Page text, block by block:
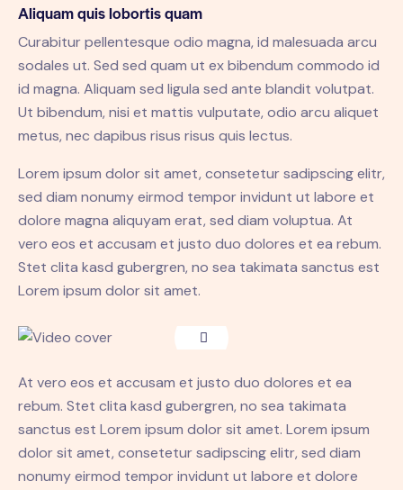
Aliquam quis lobortis quam
Curabitur pellentesque odio magna, id malesuada arcu
sodales ut. Sed sed quam ut ex bibendum commodo id
id magna. Aliquam sed ligula sed ante blandit volutpat.
Ut bibendum, nisi et mattis vulputate, odio arcu aliquet
metus, nec dapibus risus risus quis lectus.
Lorem ipsum dolor sit amet, consetetur sadipscing elitr,
sed diam nonumy eirmod tempor invidunt ut labore et
dolore magna aliquyam erat, sed diam voluptua. At
vero eos et accusam et justo duo dolores et ea rebum.
Stet clita kasd gubergren, no sea takimata sanctus est
Lorem ipsum dolor sit amet.
At vero eos et accusam et justo duo dolores et ea
rebum. Stet clita kasd gubergren, no sea takimata
sanctus est Lorem ipsum dolor sit amet. Lorem ipsum
dolor sit amet, consetetur sadipscing elitr, sed diam
nonumy eirmod tempor invidunt ut labore et dolore